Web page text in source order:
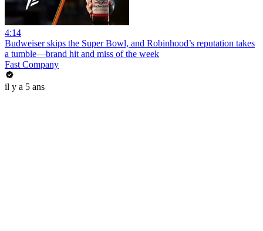
4:14
Budweiser skips the Super Bowl, and Robinhood’s reputation takes
a tumble—brand hit and miss of the week
Fast Company
il y a 5 ans